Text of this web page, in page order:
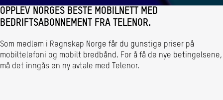
OPPLEV NORGES BESTE MOBILNETT MED
BEDRIFTSABONNEMENT FRA TELENOR.
Som medlem i Regnskap Norge får du gunstige priser på
mobiltelefoni og mobilt bredbånd. For å få de nye betingelsene,
må det inngås en ny avtale med Telenor.